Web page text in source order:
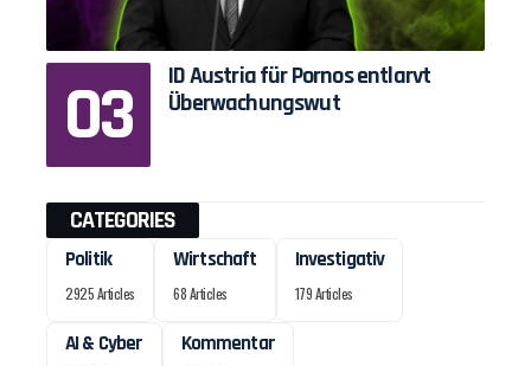
ID Austria für Pornos entlarvt
Überwachungswut
CATEGORIES
Politik
2925 Articles
Wirtschaft
68 Articles
Investigativ
179 Articles
AI & Cyber Kommentar